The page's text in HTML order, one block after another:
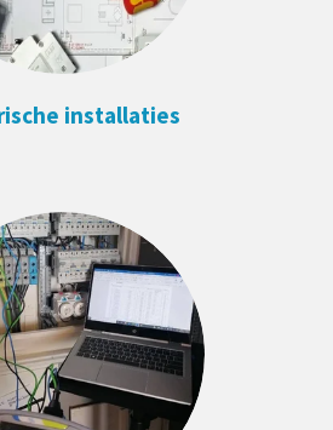
installaties